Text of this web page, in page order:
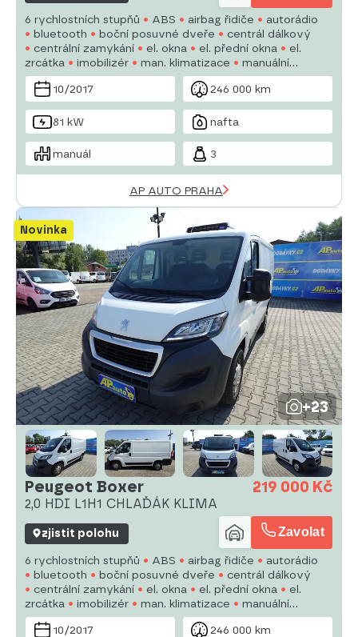
6 rychlostních stupňů ABS airbag řidiče
autorádio
bluetooth
boční posuvné dveře
centrál dálkový
centrální zamykání
el. okna el. přední okna
el.
zrcátka
imobilizér man. klimatizace
manuální
převodovka
multifunkční volant
10/2017
246 000 km
81 kW nafta
manuál 3
AP AUTO PRAHA
Novinka
+23
Peugeot Boxer
2,0 HDI L1H1 CHLAĎÁK KLIMA
219 000 Kč
zjistit polohu Zavolat
6 rychlostních stupňů ABS airbag řidiče
autorádio
bluetooth
boční posuvné dveře
centrál dálkový
centrální zamykání
el. okna el. přední okna
el.
zrcátka
imobilizér man. klimatizace
manuální
převodovka
multifunkční volant
10/2017
246 000 km